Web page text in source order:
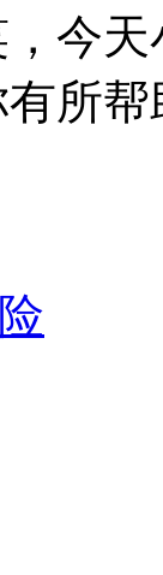
今
所帮